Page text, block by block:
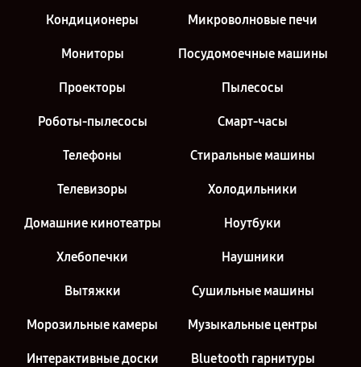
Кондиционеры Микроволновые печи
Мониторы Посудомоечные машины
Проекторы Пылесосы
Роботы-пылесосы Смарт-часы
Телефоны Стиральные машины
Телевизоры Холодильники
Домашние кинотеатры Ноутбуки
Хлебопечки Наушники
Вытяжки Сушильные машины
Морозильные камеры Музыкальные центры
Интерактивные доски Bluetooth гарнитуры